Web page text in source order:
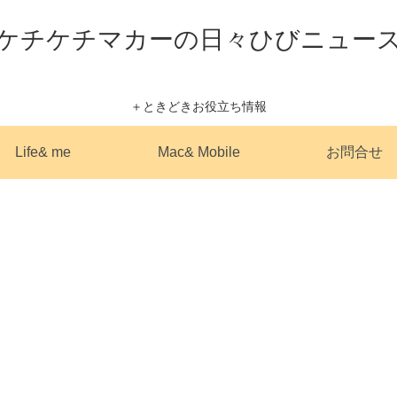
チケチマカーの日々ひびニュース
＋ときどきお役立ち情報
Life& me Mac& Mobile お問合せ